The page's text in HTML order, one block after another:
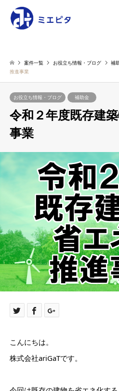
案件一覧 お役立ち情報・ブログ 補
推進事業
お役立ち情報・ブログ 補助金
令和２年度既存建
事業
こんにちは。
株式会社ariGaTです。